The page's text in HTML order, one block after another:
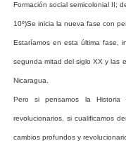
Formación social semicolonial II;
10º)Se inicia la nueva fase con
Estaríamos en esta última fase,
segunda mitad del siglo XX y las
Nicaragua.
Pero si pensamos la
revolucionarios, si cualificamos
cambios profundos y